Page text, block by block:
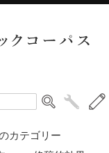
カテゴリー